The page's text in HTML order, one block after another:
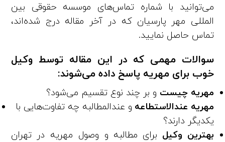
می‌توانید با شماره تماس‌های موسسه حقوقی بین
المللی مهر پارسیان که در آخر مقاله درج شده‌اند،
تماس حاصل نمایید.
سوالات مهمی که در این مقاله توسط وکیل
خوب برای مهریه پاسخ داده می‌شوند:
مهریه چیست و بر چند نوع تقسیم می‌شود؟
مهریه عندالاستطاعه و عندالمطالبه چه تفاوت‌هایی با
یکدیگر دارند؟
بهترین وکیل برای مطالبه و وصول مهریه در تهران